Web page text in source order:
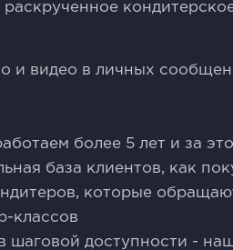
и видео в личных
более 5 лет и за
база клиентов, как
которые
классов
шаговой доступности -